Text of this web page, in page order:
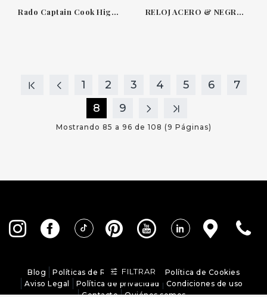
Rado Captain Cook High-Tech Ceramic Skeleton RELOJ ACERO & NEGRO BRIDGEPORT TISSOT T09741
1 2 3 4 5 6
7
8
9
Mostrando 85 a 96 de 108 (9 Páginas)
Blog Políticas de Redes Sociales
Política de Cookies
Aviso Legal
Política de privacidad
Condiciones de uso
Contacto
Quiénes somos
FILTRAR